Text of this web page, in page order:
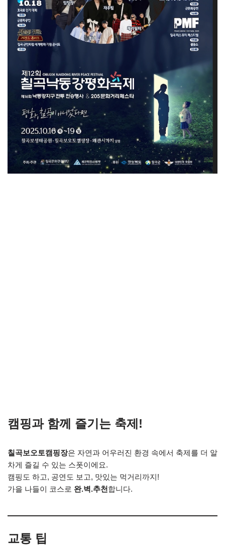
캠핑과 함께 즐기는 축제!
칠곡보오토캠핑장은 자연과 어우러진 환경 속에서 축제를 더 알
차게 즐길 수 있는 스폿이에요.
캠핑도 하고, 공연도 보고, 맛있는 먹거리까지!
가을 나들이 코스로 완.벽.추천합니다.
교통 팁